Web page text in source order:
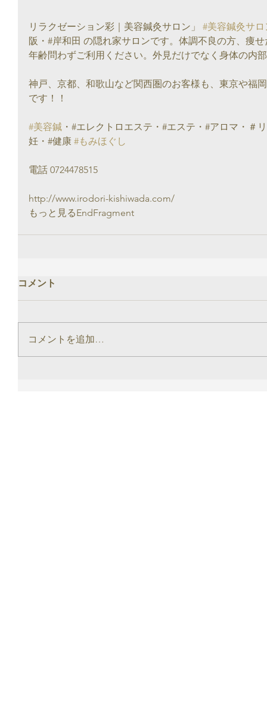
リラクゼーション彩｜美容鍼灸サロン」 #美容鍼灸サロ
阪・#岸和田 の隠れ家サロンです。体調不良の方、痩
年齢問わずご利用ください。外見だけでなく身体の内
神戸、京都、和歌山など関西圏のお客様も、東京や福
です！！
#美容鍼 ・#エレクトロエステ・#エステ・#アロマ・＃
妊・#健康 #もみほぐし
電話 0724478515
http://www.irodori-kishiwada.com/
もっと見るEndFragment
コメント
コメントを追加…